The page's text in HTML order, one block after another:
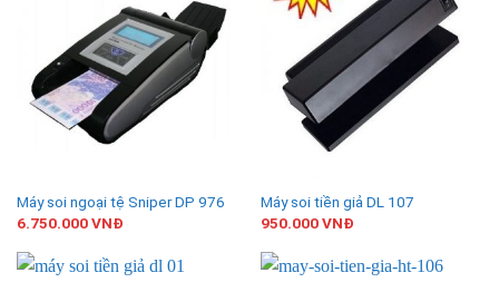
Máy soi ngoại tệ Sniper DP 976
6.750.000VNĐ
Máy soi tiền giả DL 107
950.000VNĐ